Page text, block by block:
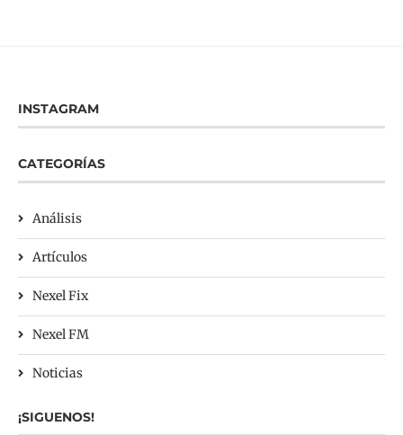
INSTAGRAM
CATEGORÍAS
Análisis
Artículos
Nexel Fix
Nexel FM
Noticias
¡SIGUENOS!